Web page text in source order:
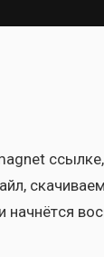
нач­нёт­ся